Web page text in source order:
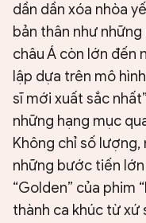
dần dần xóa nhòa
bản thân như
châu Á còn lớn đến
lập dựa trên mô
sĩ mới xuất sắc
những hạng mục
Không chỉ số
những bước tiến lớn
“Golden” của phim
thành ca khúc từ